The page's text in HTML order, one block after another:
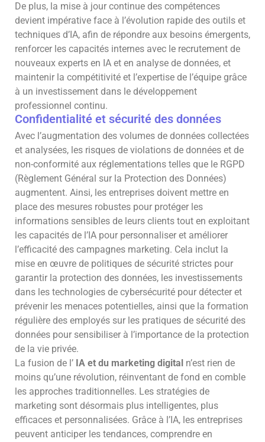
De plus, la mise à jour continue des compétences
devient impérative face à l’évolution rapide des outils et
techniques d’IA, afin de répondre aux besoins émergents,
renforcer les capacités internes avec le recrutement de
nouveaux experts en IA et en analyse de données, et
maintenir la compétitivité et l’expertise de l’équipe grâce
à un investissement dans le développement
professionnel continu.
Confidentialité et sécurité des données
Avec l’augmentation des volumes de données collectées
et analysées, les risques de violations de données et de
non-conformité aux réglementations telles que le RGPD
(Règlement Général sur la Protection des Données)
augmentent. Ainsi, les entreprises doivent mettre en
place des mesures robustes pour protéger les
informations sensibles de leurs clients tout en exploitant
les capacités de l’IA pour personnaliser et améliorer
l’efficacité des campagnes marketing. Cela inclut la
mise en œuvre de politiques de sécurité strictes pour
garantir la protection des données, les investissements
dans les technologies de cybersécurité pour détecter et
prévenir les menaces potentielles, ainsi que la formation
régulière des employés sur les pratiques de sécurité des
données pour sensibiliser à l’importance de la protection
de la vie privée.
La fusion de l’ IA et du marketing digital n’est rien de
moins qu’une révolution, réinventant de fond en comble
les approches traditionnelles. Les stratégies de
marketing sont désormais plus intelligentes, plus
efficaces et personnalisées. Grâce à l’IA, les entreprises
peuvent anticiper les tendances, comprendre en